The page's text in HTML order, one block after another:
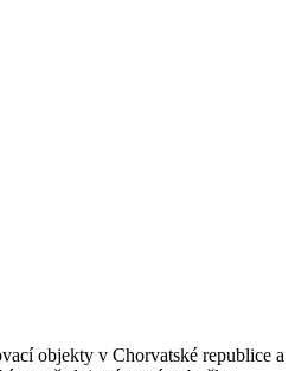
objekty v Chorvatské republice a